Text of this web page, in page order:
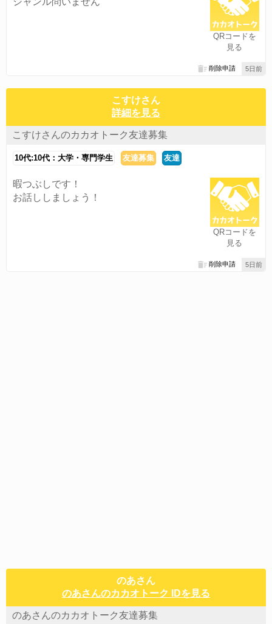
QRコードを
見る
5日前
削除申請
こすけさん
詳細を見る
こすけさんのカカオトーク友達募集
10代:10代：大学・専門学生 友達募集 友達
QRコードを
見る
暇つぶしです！
お話ししましょう！
5日前
削除申請
のあさん
のあさんのカカオトーク IDを見る
のあさんのカカオトーク友達募集